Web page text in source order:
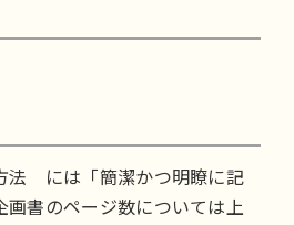
法 には「簡潔かつ明瞭に記
画書のページ数については上